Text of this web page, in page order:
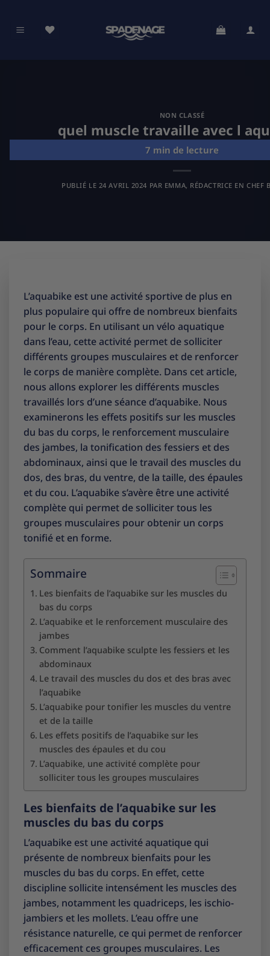
contenu
NON CLASSÉ
quel muscle travaille avec l
PUBLIÉ LE 24 AVRIL 2024 PAR EMMA, RÉDACTRICE EN CHEF
L’aquabike est une activité sportive de plus en
plus populaire qui offre de nombreux bienfaits
pour le corps. En utilisant un vélo aquatique
dans l’eau, cette activité permet de solliciter
différents groupes musculaires et de renforcer
le corps de manière complète. Dans cet article,
nous allons explorer les différents muscles
travaillés lors d’une séance d’aquabike. Nous
examinerons les effets positifs sur les muscles
du bas du corps, le renforcement musculaire
des jambes, la tonification des fessiers et des
abdominaux, ainsi que le travail des muscles du
dos, des bras, du ventre, de la taille, des épaules
et du cou. L’aquabike s’avère être une activité
complète qui permet de solliciter tous les
groupes musculaires pour obtenir un corps
tonifié et en forme.
Sommaire
Les bienfaits de l’aquabike sur les muscles du
bas du corps
L’aquabike et le renforcement musculaire des
jambes
Comment l’aquabike sculpte les fessiers et les
abdominaux
Le travail des muscles du dos et des bras avec
l’aquabike
L’aquabike pour tonifier les muscles du ventre
et de la taille
Les effets positifs de l’aquabike sur les
muscles des épaules et du cou
L’aquabike, une activité complète pour
solliciter tous les groupes musculaires
Les bienfaits de l’aquabike sur les
muscles du bas du corps
L’aquabike est une activité aquatique qui
présente de nombreux bienfaits pour les
muscles du bas du corps. En effet, cette
discipline sollicite intensément les muscles des
jambes, notamment les quadriceps, les ischio-
jambiers et les mollets. L’eau offre une
résistance naturelle, ce qui permet de renforcer
efficacement ces groupes musculaires. Les